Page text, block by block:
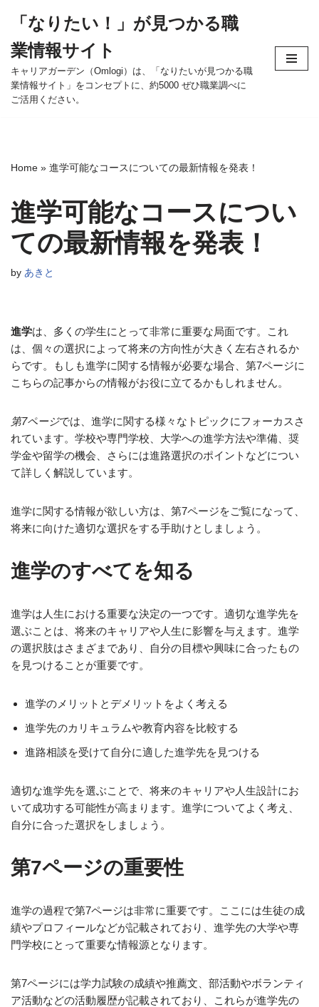
ン
テ
ン
ツ
ッ
「なりたい！」が見つかる職
業情報サイト
キャリアガーデン（Omlogi）は、「なりたいが見つかる職
業情報サイト」をコンセプトに、約5000 ぜひ職業調べに
ご活用ください。
Home » 進学可能なコースについての最新情報を発表！
進学可能なコースについ
ての最新情報を発表！
by あきと
進学は、多くの学生にとって非常に重要な局面です。これ
は、個々の選択によって将来の方向性が大きく左右されるか
らです。もしも進学に関する情報が必要な場合、第7ページに
こちらの記事からの情報がお役に立てるかもしれません。
第7ページでは、進学に関する様々なトピックにフォーカスさ
れています。学校や専門学校、大学への進学方法や準備、奨
学金や留学の機会、さらには進路選択のポイントなどについ
て詳しく解説しています。
進学に関する情報が欲しい方は、第7ページをご覧になって、
将来に向けた適切な選択をする手助けとしましょう。
進学のすべてを知る
進学は人生における重要な決定の一つです。適切な進学先を
選ぶことは、将来のキャリアや人生に影響を与えます。進学
の選択肢はさまざまであり、自分の目標や興味に合ったもの
を見つけることが重要です。
進学のメリットとデメリットをよく考える
進学先のカリキュラムや教育内容を比較する
進路相談を受けて自分に適した進学先を見つける
適切な進学先を選ぶことで、将来のキャリアや人生設計にお
いて成功する可能性が高まります。進学についてよく考え、
自分に合った選択をしましょう。
第7ページの重要性
進学の過程で第7ページは非常に重要です。ここには生徒の成
績やプロフィールなどが記載されており、進学先の大学や専
門学校にとって重要な情報源となります。
第7ページには学力試験の成績や推薦文、部活動やボランティ
ア活動などの活動履歴が記載されており、これらが進学先の